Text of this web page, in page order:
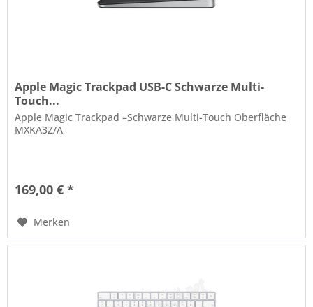
Apple Magic Trackpad USB-C Schwarze Multi-
Touch...
Apple Magic Trackpad –Schwarze Multi-Touch Oberfläche
MXKA3Z/A
169,00 € *
Merken